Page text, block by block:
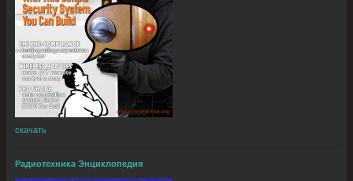
скачать
Радиотехника Энциклопедия